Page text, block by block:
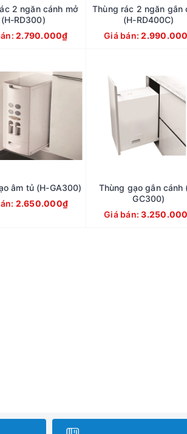
2 ngăn cánh mở
(H-RD300)
2.790.000₫
Thùng rác 2 ngăn gắn
(H-RD400C)
Giá bán:
âm tủ (H-GA300)
2.650.000₫
Thùng gạo gắn cánh
GC300)
Giá bán: